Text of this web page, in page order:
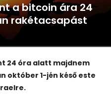
a bitcoin ára 24
rakétacsapást
24 óra alatt majdnem
október 1-jén késő este